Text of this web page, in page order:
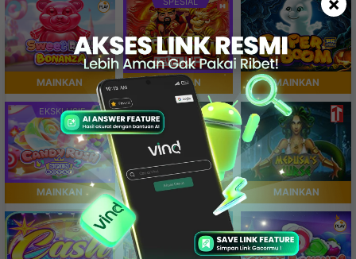
MAINKAN MAINKAN MAINKAN
EKSKLUSIF
MAINKAN MAINKAN MAINKAN